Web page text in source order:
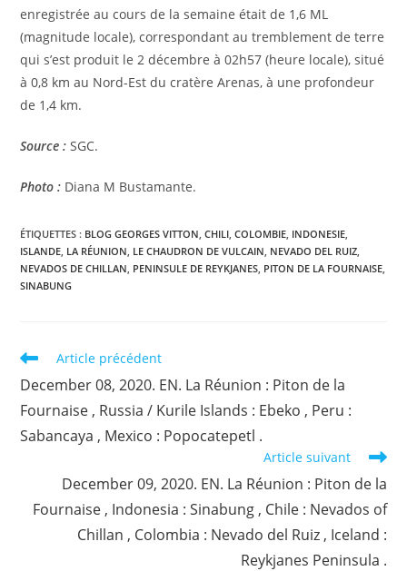
enregistrée au cours de la semaine était de 1,6 ML
(magnitude locale), correspondant au tremblement de terre
qui s’est produit le 2 décembre à 02h57 (heure locale), situé
à 0,8 km au Nord-Est du cratère Arenas, à une profondeur
de 1,4 km.
Source : SGC.
Photo : Diana M Bustamante.
ÉTIQUETTES : BLOG GEORGES VITTON CHILI COLOMBIE INDONESIE
ISLANDE LA RÉUNION LE CHAUDRON DE VULCAIN NEVADO DEL RUIZ
NEVADOS DE CHILLAN PENINSULE DE REYKJANES PITON DE LA FOURNAISE
SINABUNG
Read
articles
Article précédent
December 08, 2020. EN. La Réunion : Piton de la
Fournaise , Russia / Kurile Islands : Ebeko , Peru :
Sabancaya , Mexico : Popocatepetl .
Article suivant
December 09, 2020. EN. La Réunion : Piton de la
Fournaise , Indonesia : Sinabung , Chile : Nevados of
Chillan , Colombia : Nevado del Ruiz , Iceland :
Reykjanes Peninsula .